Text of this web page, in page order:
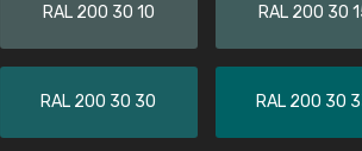
RAL 200 30 10 RAL 200 30
RAL 200 30 30 RAL 200 30